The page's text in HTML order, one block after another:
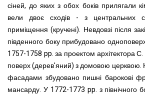
сіней, до яких з обох боків прилягали
вели двоє сходів - з центральних
приміщення (кручені). Невдовзі після
південного боку прибудовано
1757-1758 pp. за проектом архітектора
поверх (дерев'яний) з домовою церквою.
фасадами збудовано пишні барокові
мансарду. У 1772-1773 pp. з північного